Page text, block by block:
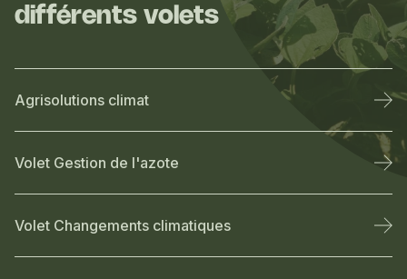
différents volets
Agrisolutions climat
Volet Gestion de l'azote
Volet Changements climatiques